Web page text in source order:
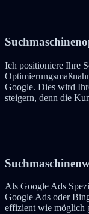
Ich positioniere Ihre
Google. Dies wird
steigern, denn die
Als Google Ads
Google Ads oder
effizient wie möglich